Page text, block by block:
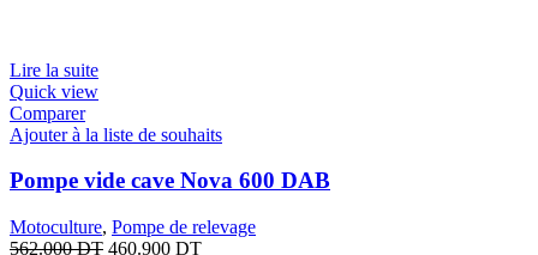
Lire la suite
Quick view
Comparer
Ajouter à la liste de souhaits
Pompe vide cave Nova 600 DAB
Motoculture, Pompe de relevage
562.000DT 460.900 DT